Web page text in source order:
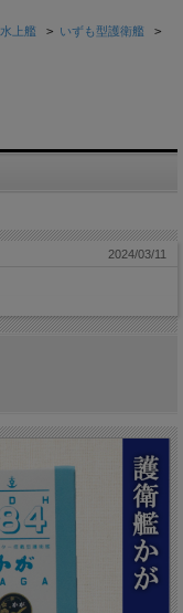
水上艦 > いずも型護衛艦 >
2024/03/11